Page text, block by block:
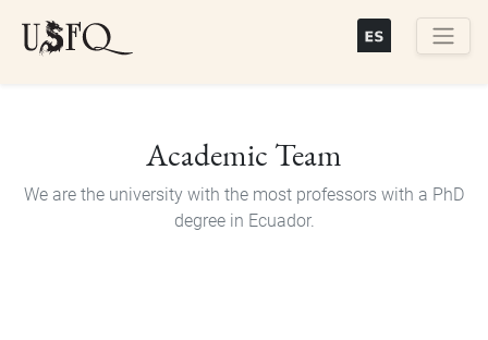
Academic Team
We are the university with the most professors with a PhD
degree in Ecuador.